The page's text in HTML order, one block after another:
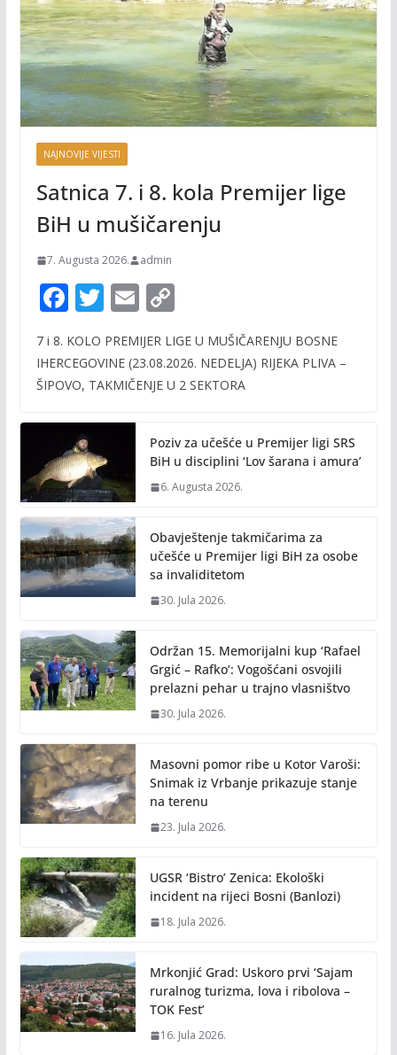
NAJNOVIJE VIJESTI
Satnica 7. i 8. kola Premijer lige
BiH u mušičarenju
7. Augusta 2026. admin
F
e
b
o
k
T
itt
er
E
ai
l
C
p
y
n
k
7 i 8. KOLO PREMIJER LIGE U MUŠIČARENJU BOSNE
IHERCEGOVINE (23.08.2026. NEDELJA) RIJEKA PLIVA –
ŠIPOVO, TAKMIČENJE U 2 SEKTORA
Poziv za učešće u Premijer ligi SRS
BiH u disciplini ‘Lov šarana i amura’
6. Augusta 2026.
Obavještenje takmičarima za
učešće u Premijer ligi BiH za osobe
sa invaliditetom
30. Jula 2026.
Održan 15. Memorijalni kup ‘Rafael
Grgić – Rafko’: Vogošćani osvojili
prelazni pehar u trajno vlasništvo
30. Jula 2026.
Masovni pomor ribe u Kotor Varoši:
Snimak iz Vrbanje prikazuje stanje
na terenu
23. Jula 2026.
UGSR ‘Bistro’ Zenica: Ekološki
incident na rijeci Bosni (Banlozi)
18. Jula 2026.
Mrkonjić Grad: Uskoro prvi ‘Sajam
ruralnog turizma, lova i ribolova –
TOK Fest’
16. Jula 2026.